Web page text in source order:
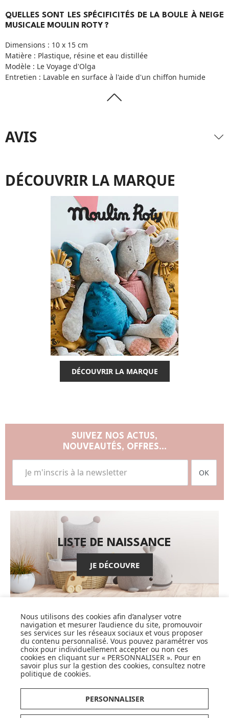
QUELLES SONT LES SPÉCIFICITÉS DE LA BOULE À NEIGE
MUSICALE MOULIN ROTY ?
Dimensions : 10 x 15 cm
Matière : Plastique, résine et eau distillée
Modèle : Le Voyage d'Olga
Entretien : Lavable en surface à l'aide d'un chiffon humide
AVIS
DÉCOUVRIR LA MARQUE
DÉCOUVRIR LA MARQUE
SUIVEZ NOS ACTUS,
NOUVEAUTÉS, OFFRES...
OK
LISTE DE NAISSANCE
JE DÉCOUVRE
CARTES CADEAUX
JE DÉCOUVRE
Pionnier du WEB, leader français de la distribution
Nous utilisons des cookies afin d’analyser votre
navigation et mesurer l’audience du site, promouvoir
ses services sur les réseaux sociaux et vous proposer
du contenu personnalisé. Vous pouvez paramétrer vos
choix pour individuellement accepter ou non ces
cookies en cliquant sur « PERSONNALISER ». Pour en
savoir plus sur la gestion des cookies, consultez notre
politique de cookies.
PERSONNALISER